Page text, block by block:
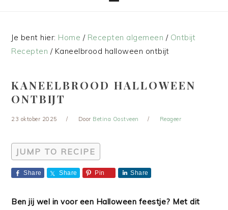
Je bent hier: Home / Recepten algemeen / Ontbijt
Recepten /Kaneelbrood halloween ontbijt
KANEELBROOD HALLOWEEN
ONTBIJT
23 oktober 2025 Door Betina Oostveen Reageer
JUMP TO RECIPE
Share Share Pin Share
Ben jij wel in voor een Halloween feestje? Met dit